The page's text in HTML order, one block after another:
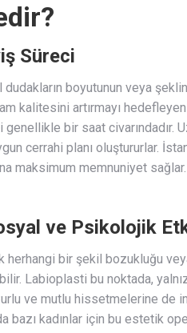
Süreci
dudakların boyutunun veya
kalitesini artırmayı
bir saat civarındadır.
cerrahi planı oluştururlar.
maksimum memnuniyet sağlar.
ve Psikolojik
bir şekil bozukluğu
Labioplasti bu noktada,
ve mutlu hissetmelerine de
bazı kadınlar için bu estetik